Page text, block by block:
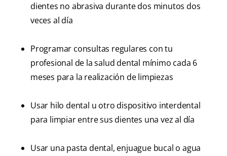
dientes no abrasiva durante dos minutos dos
veces al día
Programar consultas regulares con tu
profesional de la salud dental mínimo cada 6
meses para la realización de limpiezas
Usar hilo dental u otro dispositivo interdental
para limpiar entre sus dientes una vez al día
Usar una pasta dental, enjuague bucal o agua